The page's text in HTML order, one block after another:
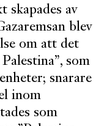
skapades av
blev
om att det
som
snarare
inom
som